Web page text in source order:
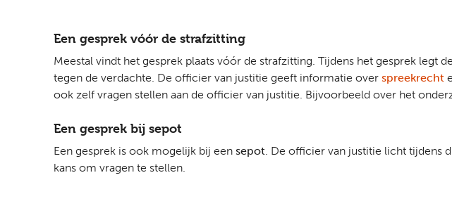
Een gesprek vóór de strafzitting
Meestal vindt het gesprek plaats vóór de strafzitting. Tijdens het gesprek
tegen de verdachte. De officier van justitie geeft informatie over spreekrecht
ook zelf vragen stellen aan de officier van justitie. Bijvoorbeeld over het
Een gesprek bij sepot
Een gesprek is ook mogelijk bij een sepot. De officier van justitie licht tijdens
kans om vragen te stellen.